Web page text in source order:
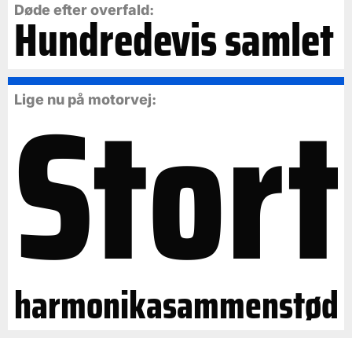
Døde efter overfald:
Hundredevis samlet
Lige nu på motorvej:
Stort
harmonikasammenstød